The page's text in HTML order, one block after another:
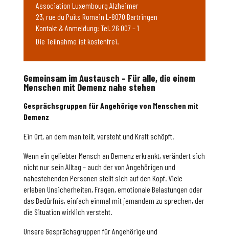
Gemeinsam im Austausch – Für alle, die einem
Menschen mit Demenz nahe stehen
Gesprächsgruppen für Angehörige von Menschen mit
Demenz
Ein Ort, an dem man teilt, versteht und Kraft schöpft.
Wenn ein geliebter Mensch an Demenz erkrankt, verändert sich
nicht nur sein Alltag – auch der von Angehörigen und
nahestehenden Personen stellt sich auf den Kopf. Viele
erleben Unsicherheiten, Fragen, emotionale Belastungen oder
das Bedürfnis, einfach einmal mit jemandem zu sprechen, der
die Situation wirklich versteht.
Unsere Gesprächsgruppen für Angehörige und
Association Luxembourg Alzheimer
23, rue du Puits Romain L-8070 Bartringen
Kontakt & Anmeldung: Tel. 26 007 – 1
Die Teilnahme ist kostenfrei.